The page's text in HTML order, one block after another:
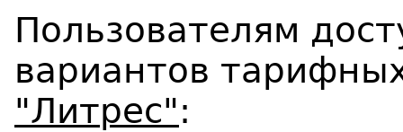
Пользователям
вариантов
"Литрес":